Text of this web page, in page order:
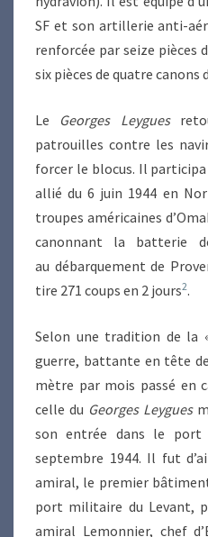
SF et son artillerie anti-
renforcée par seize pièces
six pièces de quatre canons
Le Georges Leygues
patrouilles contre les
forcer le blocus. Il
allié du 6 juin 1944 en
troupes américaines
canonnant la batterie
au débarquement de
tire 271 coups en 2 jours2.
Selon une tradition de la
guerre, battante en tête
mètre par mois passé en
celle du Georges Leygues
son entrée dans le
septembre 1944. Il fut
amiral, le premier
port militaire du Levant,
amiral Lemonnier, chef